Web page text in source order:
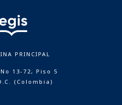
PRINCIPAL
13-72, Piso 5
(Colombia)